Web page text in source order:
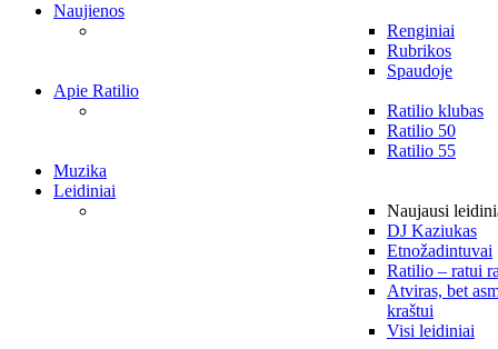
Naujienos
Renginiai
Rubrikos
Spaudoje
Apie Ratilio
Ratilio klubas
Ratilio 50
Ratilio 55
Muzika
Leidiniai
Naujausi
DJ Kaziukas
Etnožadintuvai
Ratilio – ratui
Atviras, bet
kraštui
Visi leidiniai